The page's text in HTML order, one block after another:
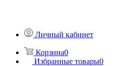
Личный кабинет
Корзина0
Избранные товары0